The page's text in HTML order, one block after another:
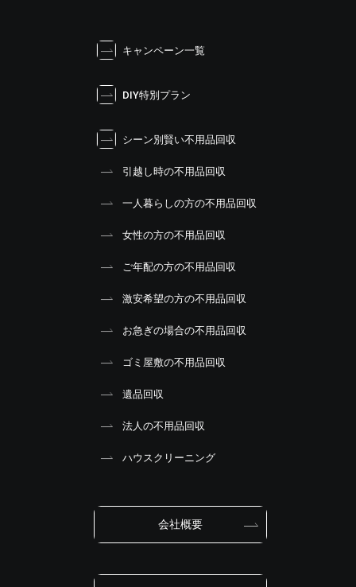
キャンペーン一覧
DIY特別プラン
シーン別賢い不用品回収
引越し時の不用品回収
一人暮らしの方の不用品回収
女性の方の不用品回収
ご年配の方の不用品回収
激安希望の方の不用品回収
お急ぎの場合の不用品回収
ゴミ屋敷の不用品回収
遺品回収
法人の不用品回収
ハウスクリーニング
会社概要